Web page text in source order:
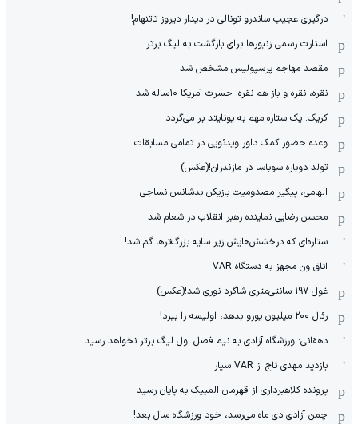
درگیری عجیب ساندرو تونالی در دیدار دیروز تاتنهام!
استارت رسمی زنبورها برای بازگشت به لیگ برتر
مقصد مهاجم پرسپولیس مشخص شد
نقره، نقره و باز هم نقره: حسرت آمریکا ۱۰‌ساله شد
کریک: یک ستاره مهم به یونایتد بر می‌گردد
وعده حضور کمک داور ویدئویی در تمامی مسابقات
تولد دوباره سوباسا در مازندران!(عکس)
الهامی، پیگیر مصدومیت بازیکن بدشانس نساجی
محسن رضایی نماینده رهبر انقلاب در شعام شد
ستاره‌ای که درخشش‌هایش زیر سایه بزرگ‌ترها گم شد!
اتاق ون مجهز به دستگاه VAR
غول 197 سانتی‌متری شاگرد نوری شد!(عکس)
رئال ۲۰۰ میلیون یورو بدهد، اولیسه را ببرد!
دهقانی: ورزشگاه آزادی به نیم فصل اول لیگ برتر نخواهد رسید
بازدید مهدی تاج از VAR سیار
پرونده کلاهبرداری از قهرمان المپیک به پایان رسید
چمن آزادی دی ماه می‌رسد، خود ورزشگاه سال بعد!